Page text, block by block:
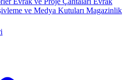
ve Medya Kutuları Magazinlik